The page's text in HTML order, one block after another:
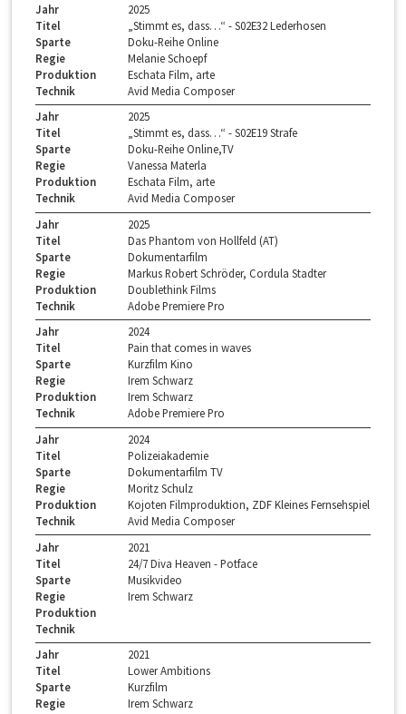
Jahr
2025
Titel
„Stimmt es, dass…“ - S02E32 Lederhosen
Sparte
Doku-Reihe Online
Regie
Melanie Schoepf
Produktion
Eschata Film, arte
Technik
Avid Media Composer
Jahr
2025
Titel
„Stimmt es, dass…“ - S02E19 Strafe
Sparte
Doku-Reihe Online,TV
Regie
Vanessa Materla
Produktion
Eschata Film, arte
Technik
Avid Media Composer
Jahr
2025
Titel
Das Phantom von Hollfeld (AT)
Sparte
Dokumentarfilm
Regie
Markus Robert Schröder, Cordula Stadter
Produktion
Doublethink Films
Technik
Adobe Premiere Pro
Jahr
2024
Titel
Pain that comes in waves
Sparte
Kurzfilm Kino
Regie
Irem Schwarz
Produktion
Irem Schwarz
Technik
Adobe Premiere Pro
Jahr
2024
Titel
Polizeiakademie
Sparte
Dokumentarfilm TV
Regie
Moritz Schulz
Produktion
Kojoten Filmproduktion, ZDF Kleines Fernsehspiel
Technik
Avid Media Composer
Jahr
2021
Titel
24/7 Diva Heaven - Potface
Sparte
Musikvideo
Regie
Irem Schwarz
Produktion
Technik
Jahr
2021
Titel
Lower Ambitions
Sparte
Kurzfilm
Regie
Irem Schwarz